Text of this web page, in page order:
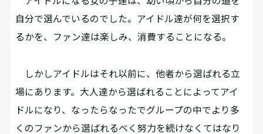
自分で選んでいるのでした。アイドル達が何を選択す
るかを、ファン達は楽しみ、消費することになる。
しかしアイドルはそれ以前に、他者から選ばれる立
場にあります。大人達から選ばれることによってアイ
ドルになり、なったらなったでグループの中でより多
くのファンから選ばれるべく努力を続けなくてはなり